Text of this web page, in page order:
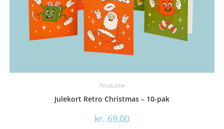
Produkter
Julekort Retro Christmas – 10-pak
kr. 69,00